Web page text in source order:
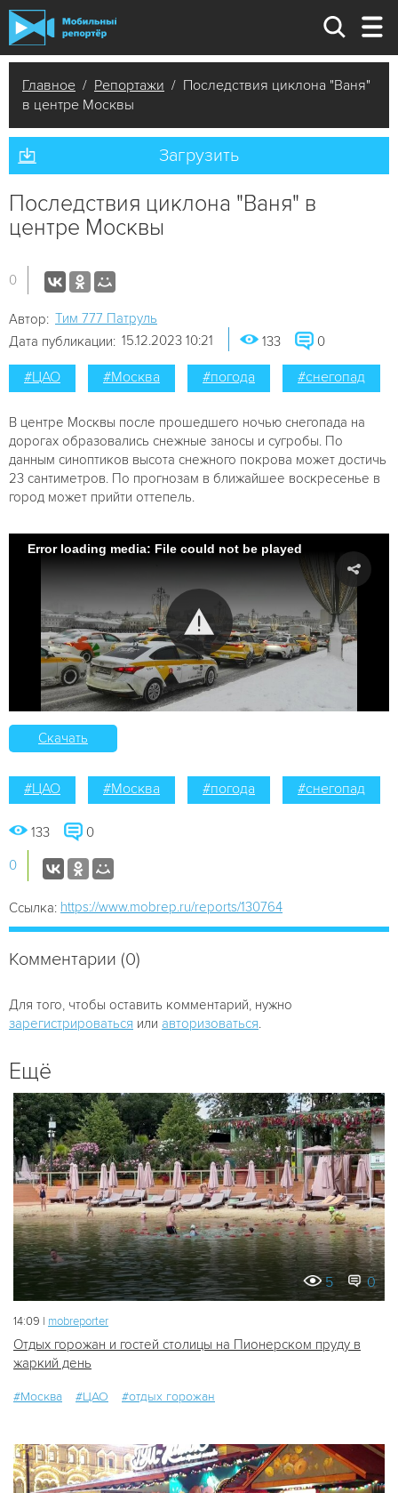
Главное / Репортажи / Последствия циклона "Ваня"
в центре Москвы
Загрузить
Последствия циклона "Ваня" в
центре Москвы
0
Автор: Tим 777 Патруль
Дата публикации: 15.12.2023 10:21 133 0
#ЦАО #Москва #погода #снегопад
В центре Москвы после прошедшего ночью снегопада на
дорогах образовались снежные заносы и сугробы. По
данным синоптиков высота снежного покрова может достичь
23 сантиметров. По прогнозам в ближайшее воскресенье в
город может прийти оттепель.
Error loading media: File could not be played
Скачать
#ЦАО #Москва #погода #снегопад
133 0
0
Ссылка: https://www.mobrep.ru/reports/130764
Комментарии (0)
Для того, чтобы оставить комментарий, нужно
зарегистрироваться или авторизоваться
Ещё
5 0
14:09 | mobreporter
Отдых горожан и гостей столицы на Пионерском пруду в
жаркий день
#Москва #ЦАО #отдых горожан